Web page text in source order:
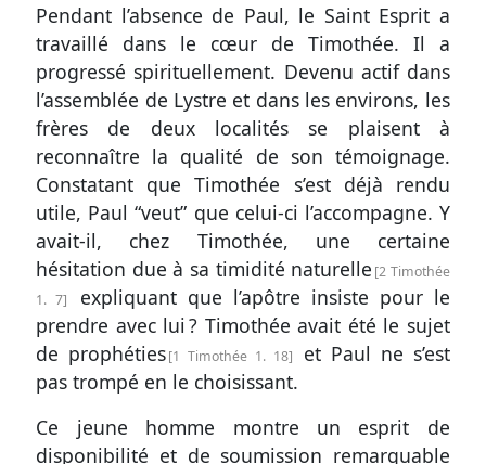
Pendant l’absence de Paul, le Saint Esprit a
travaillé dans le cœur de Timothée. Il a
progressé spirituellement. Devenu actif dans
l’assemblée de Lystre et dans les environs, les
frères de deux localités se plaisent à
reconnaître la qualité de son témoignage.
Constatant que Timothée s’est déjà rendu
utile, Paul “veut” que celui-ci l’accompagne. Y
avait-il, chez Timothée, une certaine
hésitation due à sa timidité naturelle 2 Timothée
1. 7
expliquant que l’apôtre insiste pour le
prendre avec lui ? Timothée avait été le sujet
de prophéties 1 Timothée 1. 18
et Paul ne s’est
pas trompé en le choisissant.
Ce jeune homme montre un esprit de
disponibilité et de soumission remarquable